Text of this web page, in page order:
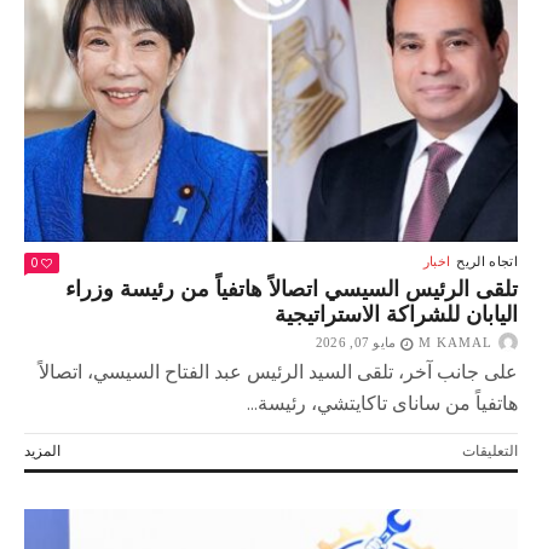
وحدة
المصير
وإدانة
صريحة
للعدوان
الإيراني
مغلقة
اتجاه الريح اخبار 0
تلقى الرئيس السيسي اتصالاً هاتفياً من رئيسة وزراء
اليابان للشراكة الاستراتيجية
M KAMAL مايو 07, 2026
على جانب آخر، تلقى السيد الرئيس عبد الفتاح السيسي، اتصالاً
هاتفياً من ساناى تاكايتشي، رئيسة...
المزيد التعليقاتعلى
تلقى